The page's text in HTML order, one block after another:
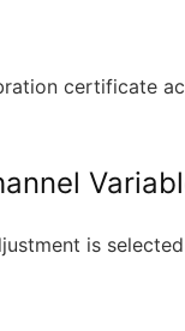
certificate
is